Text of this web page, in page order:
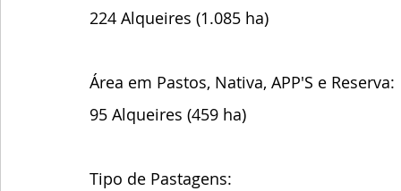
224 Alqueires (1.085 ha)
Área em Pastos, Nativa, APP'S e Reserva:
95 Alqueires (459 ha)
Tipo de Pastagens: